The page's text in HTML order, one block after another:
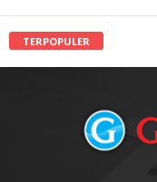
TERPOPULER